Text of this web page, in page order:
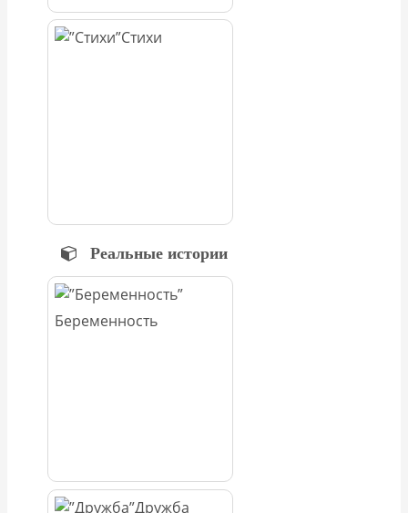
Стихи
Реальные истории
Беременность
Дружба